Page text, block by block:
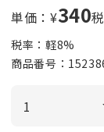
単価：¥340
税率：軽8%
商品番号：